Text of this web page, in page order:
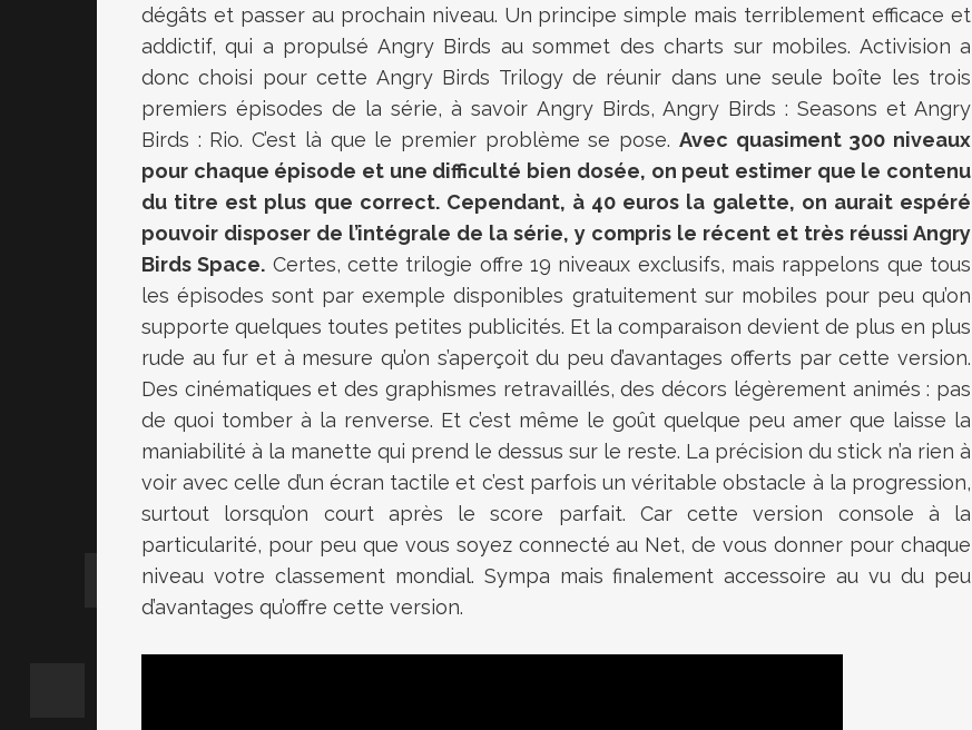
dégâts et passer au prochain niveau. Un principe simple mais terriblement efficace et
addictif, qui a propulsé Angry Birds au sommet des charts sur mobiles. Activision a
donc choisi pour cette Angry Birds Trilogy de réunir dans une seule boîte les trois
premiers épisodes de la série, à savoir Angry Birds, Angry Birds : Seasons et Angry
Birds : Rio. C’est là que le premier problème se pose. Avec quasiment 300 niveaux
pour chaque épisode et une difficulté bien dosée, on peut estimer que le contenu
du titre est plus que correct. Cependant, à 40 euros la galette, on aurait espéré
pouvoir disposer de l’intégrale de la série, y compris le récent et très réussi Angry
Birds Space. Certes, cette trilogie offre 19 niveaux exclusifs, mais rappelons que tous
les épisodes sont par exemple disponibles gratuitement sur mobiles pour peu qu’on
supporte quelques toutes petites publicités. Et la comparaison devient de plus en plus
rude au fur et à mesure qu’on s’aperçoit du peu d’avantages offerts par cette version.
Des cinématiques et des graphismes retravaillés, des décors légèrement animés : pas
de quoi tomber à la renverse. Et c’est même le goût quelque peu amer que laisse la
maniabilité à la manette qui prend le dessus sur le reste. La précision du stick n’a rien à
voir avec celle d’un écran tactile et c’est parfois un véritable obstacle à la progression,
surtout lorsqu’on court après le score parfait. Car cette version console à la
particularité, pour peu que vous soyez connecté au Net, de vous donner pour chaque
niveau votre classement mondial. Sympa mais finalement accessoire au vu du peu
d’avantages qu’offre cette version.